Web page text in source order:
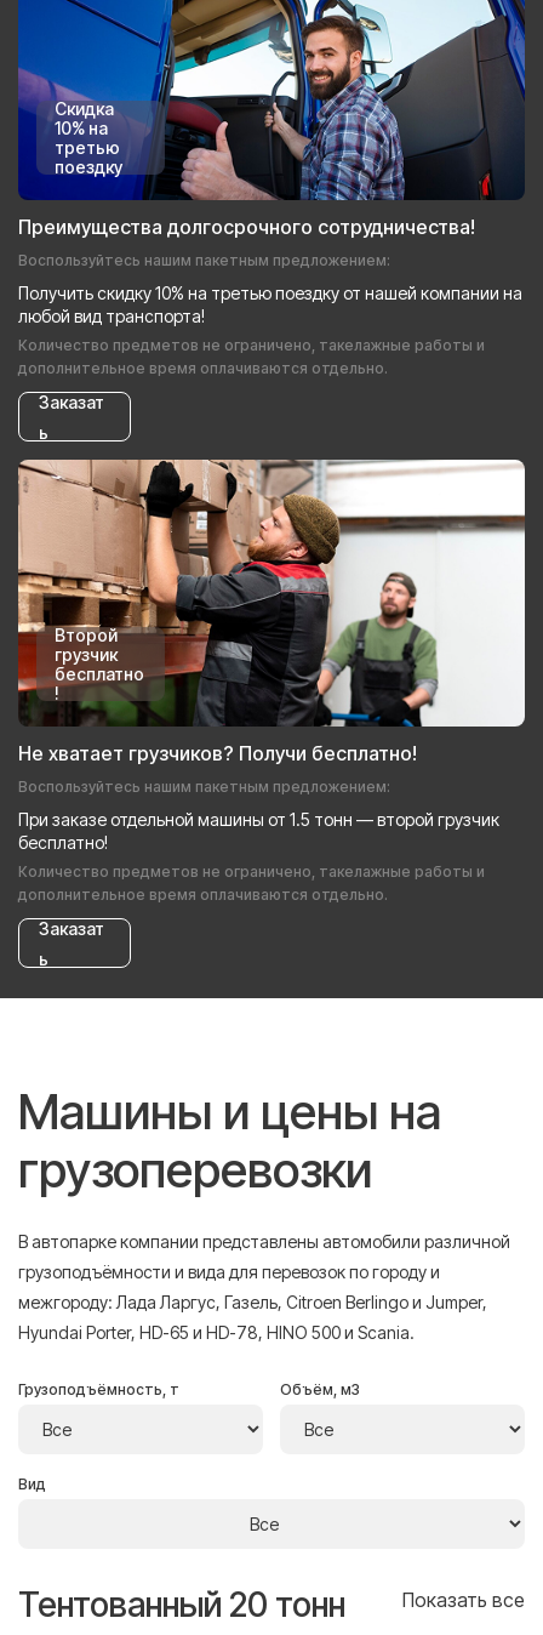
Скидка
10% на
третью
поездку
Преимущества долгосрочного сотрудничества!
Воспользуйтесь нашим пакетным предложением:
Получить скидку 10% на третью поездку от нашей компании на
любой вид транспорта!
Количество предметов не ограничено, такелажные работы и
дополнительное время оплачиваются отдельно.
Заказат
ь
Второй
грузчик
бесплатно
!
Не хватает грузчиков? Получи бесплатно!
Воспользуйтесь нашим пакетным предложением:
При заказе отдельной машины от 1.5 тонн — второй грузчик
бесплатно!
Количество предметов не ограничено, такелажные работы и
дополнительное время оплачиваются отдельно.
Заказат
ь
Машины и цены на
грузоперевозки
В автопарке компании представлены автомобили различной
грузоподъёмности и вида для перевозок по городу и
межгороду: Лада Ларгус, Газель, Citroen Berlingo и Jumper,
Hyundai Porter, HD-65 и HD-78, HINO 500 и Scania.
Грузоподъёмность, т Объём, м3
Вид
Тентованный 20 тонн Показать все